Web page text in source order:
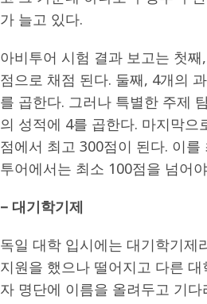
가 늘고 있다.
아비투어 시험 결과 보고는 첫
점으로 채점 된다. 둘째, 4개의
를 곱한다. 그러나 특별한 주제
의 성적에 4를 곱한다. 마지막
점에서 최고 300점이 된다. 이
투어에서는 최소 100점을 넘어
– 대기학기제
독일 대학 입시에는 대기학기제
지원을 했으나 떨어지고 다른
자 명단에 이름을 올려두고 기다